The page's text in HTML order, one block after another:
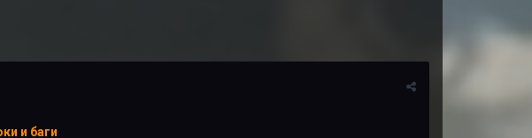
и баги